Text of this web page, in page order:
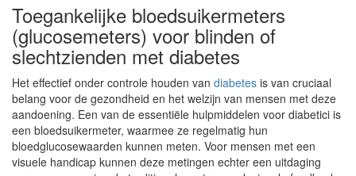
Organisaties
Spring
naar
Social
media
Toegankelijke bloedsuikermeters
(glucosemeters) voor blinden of
slechtzienden met diabetes
Het effectief onder controle houden van diabetes is van cruciaal
belang voor de gezondheid en het welzijn van mensen met deze
aandoening. Een van de essentiële hulpmiddelen voor diabetici is
een bloedsuikermeter, waarmee ze regelmatig hun
bloedglucosewaarden kunnen meten. Voor mensen met een
visuele handicap kunnen deze metingen echter een uitdaging